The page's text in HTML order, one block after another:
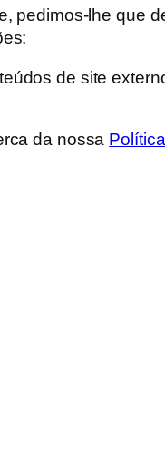
pedimos-lhe que
de site
da nossa